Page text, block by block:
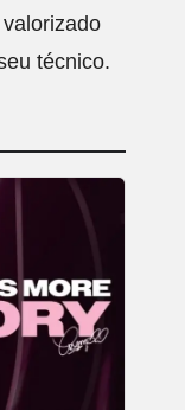
técnico.